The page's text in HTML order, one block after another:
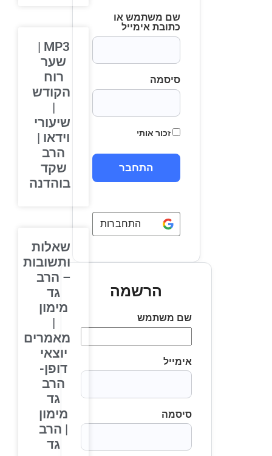
שם משתמש או
כתובת אימייל
סיסמה
זכור אותי
התחברות באמצעות
הרשמה
שם משתמש
אימייל
סיסמה
MP3 |
שער
רוח
הקודש
שיעורי
וידאו |
הרב
שקד
בוהדנה
שאלות
ותשובות
– הרב
מימון
מאמרים
יוצאי
דופן-
הרב
מימון
| הרב